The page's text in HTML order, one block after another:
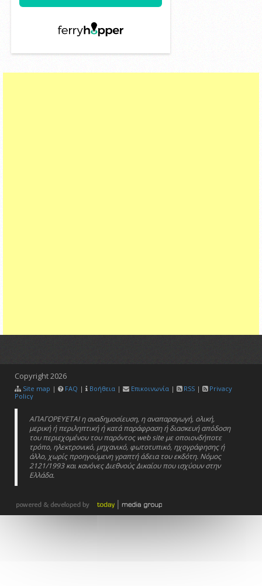
Copyright2026
Site map | FAQ | Βοήθεια | Επικοινωνία | RSS |
Privacy
Policy
ΑΠΑΓΟΡΕΥΕΤΑΙ η αναδημοσίευση, η αναπαραγωγή, ολική,
μερική ή περιληπτική ή κατά παράφραση ή διασκευή απόδοση
του περιεχομένου του παρόντος web site με οποιονδήποτε
τρόπο, ηλεκτρονικό, μηχανικό, φωτοτυπικό, ηχογράφησης ή
άλλο, χωρίς προηγούμενη γραπτή άδεια του εκδότη. Νόμος
2121/1993 και κανόνες Διεθνούς Δικαίου που ισχύουν στην
Ελλάδα.